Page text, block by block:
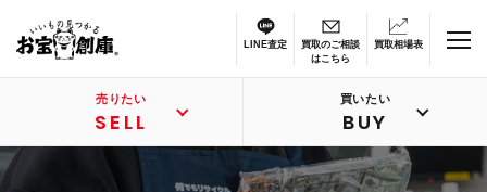
LINE査定
買取のご相談
はこちら
買取相場表
売りたい
SELL
買いたい
BUY